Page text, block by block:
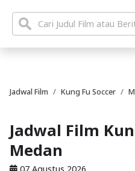
Jadwal Film Kung Fu Soccer
Jadwal Film
Medan